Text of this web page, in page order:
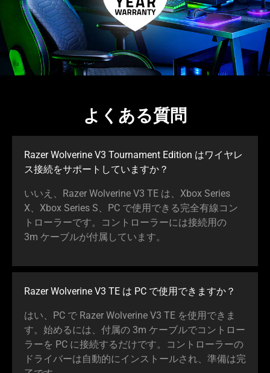
よくある質問
Razer Wolverine V3 Tournament Edition はワイヤレ
ス接続をサポートしていま すか ？
いいえ、Razer Wolverine V3 TE は、Xbox Series
X、Xbox Series S、PC で使用できる完全有線コン
トローラーです。コントローラーには接続用の
3m ケーブルが付属してい ます。
Razer Wolverine V3 TE は PC で使用できま すか ？
はい、PC で Razer Wolverine V3 TE を使用できま
す。始めるには、付属の 3m ケーブルでコントロー
ラーを PC に接続するだけです。コントローラーの
ドライバーは自動的にインストールされ、準備は完